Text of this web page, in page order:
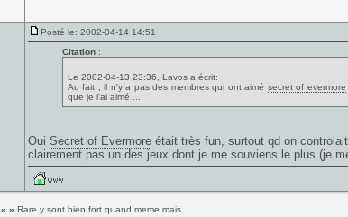
Posté le: 2002-04-14 14:51
Citation:
Le 2002-04-13 23:36, Lavos a écrit:
Au fait , il n'y a pas des membres qui ont aimé secret of evermore
que je l'ai aimé ...
Oui Secret of Evermoreétait très fun, surtout qd on
clairement pas un des jeux dont je me souviens le plus (je
» »Rare y sont bien fort quand meme mais...